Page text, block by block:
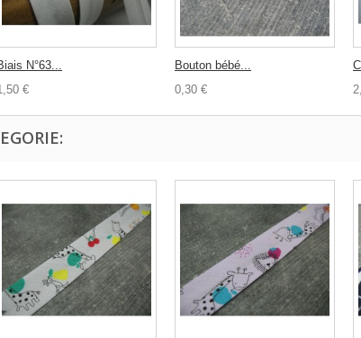
N°63...
€
Bouton bébé...
0,30 €